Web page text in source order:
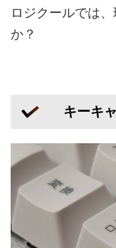
ロジクールでは
か？
キーキ